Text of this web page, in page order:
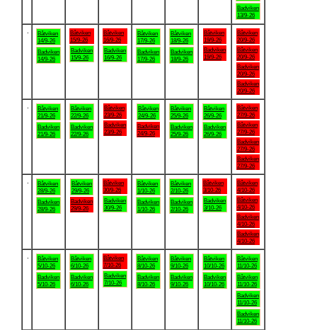
Badviken
13/9-26
Båtviken
14/9-26
Badviken
14/9-26
Båtviken
15/9-26
Badviken
15/9-26
Båtviken
16/9-26
Badviken
16/9-26
Båtviken
17/9-26
Badviken
17/9-26
Båtviken
18/9-26
Badviken
18/9-26
Båtviken
19/9-26
Badviken
19/9-26
Båtviken
20/9-26
Båtviken
20/9-26
Badviken
20/9-26
Badviken
20/9-26
Båtviken
21/9-26
Badviken
21/9-26
Båtviken
22/9-26
Badviken
22/9-26
Båtviken
23/9-26
Badviken
23/9-26
Båtviken
24/9-26
Badviken
24/9-26
Båtviken
25/9-26
Badviken
25/9-26
Båtviken
26/9-26
Badviken
26/9-26
Båtviken
27/9-26
Båtviken
27/9-26
Badviken
27/9-26
Badviken
27/9-26
Båtviken
28/9-26
Badviken
28/9-26
Båtviken
29/9-26
Badviken
29/9-26
Båtviken
30/9-26
Badviken
30/9-26
Båtviken
1/10-26
Badviken
1/10-26
Båtviken
2/10-26
Badviken
2/10-26
Båtviken
3/10-26
Badviken
3/10-26
Båtviken
4/10-26
Båtviken
4/10-26
Badviken
4/10-26
Badviken
4/10-26
Båtviken
5/10-26
Badviken
5/10-26
Båtviken
6/10-26
Badviken
6/10-26
Båtviken
7/10-26
Badviken
7/10-26
Båtviken
8/10-26
Badviken
8/10-26
Båtviken
9/10-26
Badviken
9/10-26
Båtviken
10/10-26
Badviken
10/10-26
Båtviken
11/10-26
Båtviken
11/10-26
Badviken
11/10-26
Badviken
11/10-26